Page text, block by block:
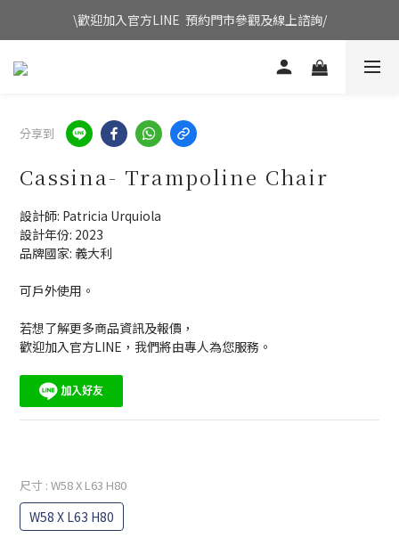
\歡迎加入官方LINE  預約門市參觀及線上諮詢/
分享到
Cassina- Trampoline Chair
設計師: Patricia Urquiola
設計年份: 2023
品牌國家: 義大利
可戶外使用。
若想了解更多商品資訊及報價，
歡迎加入官方LINE，我們將由專人為您服務。
尺寸 : W58 X L63 H80
W58 X L63 H80